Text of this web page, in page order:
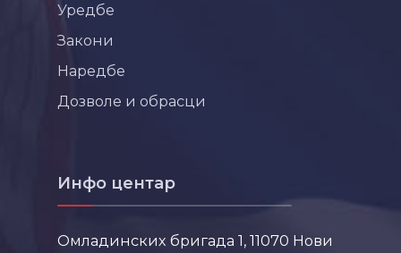
Уредбе
Закони
Наредбе
Дозволе и обрасци
Инфо центар
Омладинских бригада 1, 11070 Нови